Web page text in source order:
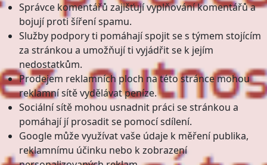
Správce komentářů zajišťují vyplňování komentářů a
bojují proti šíření spamu.
Služby podpory ti pomáhají spojit se s týmem stojícím
za stránkou a umožňují ti vyjádřit se k jejím
nedostatkům.
Prodejem reklamních ploch na této stránce mohou
reklamní sítě vydělávat peníze.
Sociální sítě mohou usnadnit práci se stránkou a
pomáhají jí prosadit se pomocí sdílení.
Google může využívat vaše údaje k měření publika,
reklamnímu účinku nebo k zobrazení